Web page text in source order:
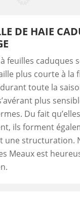
DE HAIE
feuilles caduques
plus courte à la
toute la
plus
Du fait
ils forment
une structuration.
Meaux est